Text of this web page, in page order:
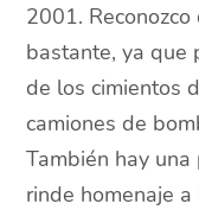
2001.
bastante, ya que
de los cimientos
camiones de
También hay
rinde homenaje